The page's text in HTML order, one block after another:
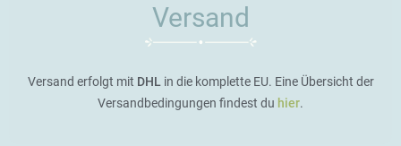
Versand
Versand erfolgt mit DHL in die komplette EU. Eine Übersicht der
Versandbedingungen findest du hier.